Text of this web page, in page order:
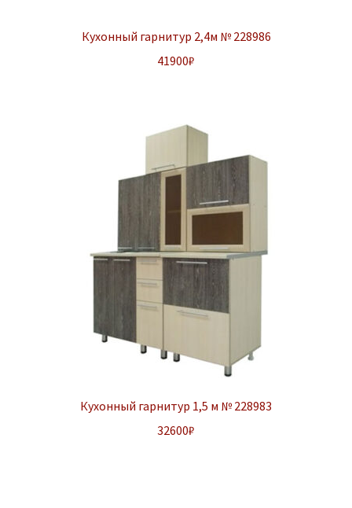
Кухонный гарнитур 2,4м № 228986
41900₽
Кухонный гарнитур 1,5 м № 228983
32600₽